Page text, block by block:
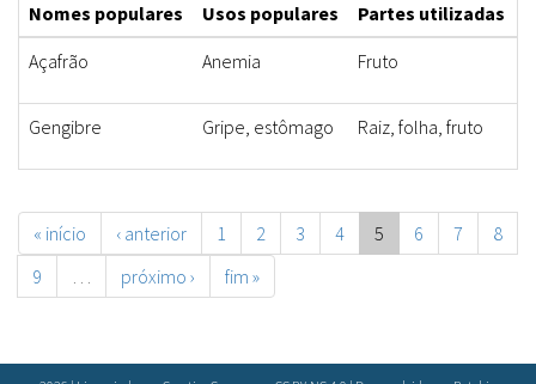
Nomes populares Usos populares Partes utilizadas
Açafrão
Anemia Fruto
Gengibre Gripe, estômago Raiz, folha, fruto
« início ‹ anterior 1 2 3 4 5 6 7
8
9
… próximo › fim »